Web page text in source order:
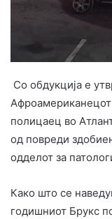
Со обдукција е
Афроамериканецот
полицаец во
од повреди
одделот за
Како што се
годишниот Брукс